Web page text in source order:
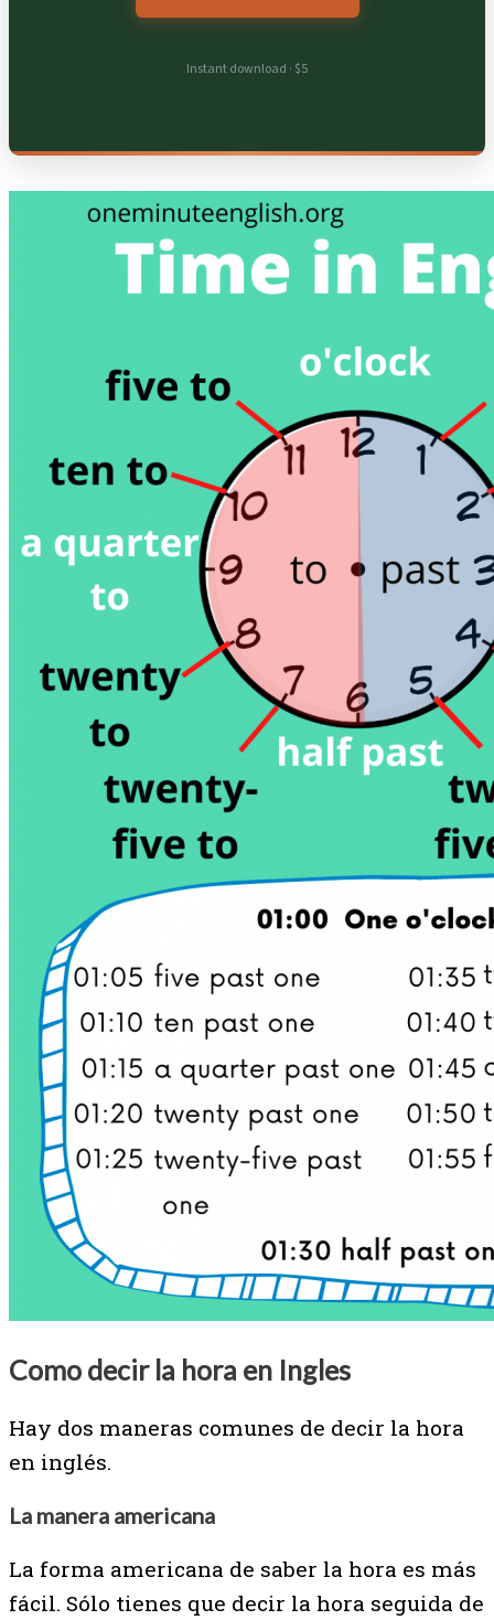
Instant download · $5
Como decir la hora en Ingles
Hay dos maneras comunes de decir la hora
en inglés.
La manera americana
La forma americana de saber la hora es más
fácil. Sólo tienes que decir la hora seguida de